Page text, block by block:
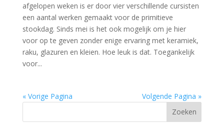
afgelopen weken is er door vier verschillende cursisten
een aantal werken gemaakt voor de primitieve
stookdag. Sinds mei is het ook mogelijk om je hier
voor op te geven zonder enige ervaring met keramiek,
raku, glazuren en kleien. Hoe leuk is dat. Toegankelijk
voor...
« Vorige Pagina Volgende Pagina »